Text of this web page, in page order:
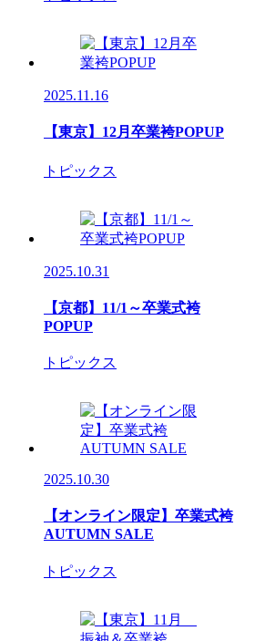
2025.11.16
【東京】12月卒業袴POPUP
トピックス
2025.10.31
【京都】11/1～卒業式袴
POPUP
トピックス
2025.10.30
【オンライン限定】卒業式袴
AUTUMN SALE
トピックス